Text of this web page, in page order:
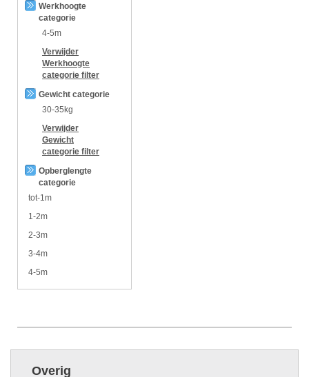
Werkhoogte
categorie
4-5m
Verwijder
Werkhoogte
categorie filter
Gewicht categorie
30-35kg
Verwijder
Gewicht
categorie filter
Opberglengte
categorie
tot-1m
1-2m
2-3m
3-4m
4-5m
Overig